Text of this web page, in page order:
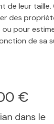
de leur taille.
des
pour
de sa
€
dans le